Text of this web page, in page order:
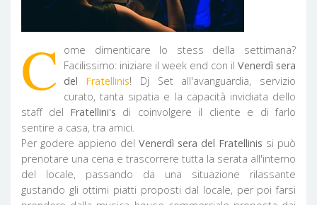
C ome dimenticare lo stess della settimana?
Facilissimo: iniziare il week end con il Venerdì sera
del Fratellinis! Dj Set all'avanguardia, servizio
curato, tanta sipatia e la capacità invidiata dello
staff del Fratellini's di coinvolgere il cliente e di farlo
sentire a casa, tra amici.
Per godere appieno del Venerdì sera del Fratellinis si può
prenotare una cena e trascorrere tutta la serata all'interno
del locale, passando da una situazione rilassante
gustando gli ottimi piatti proposti dal locale, per poi farsi